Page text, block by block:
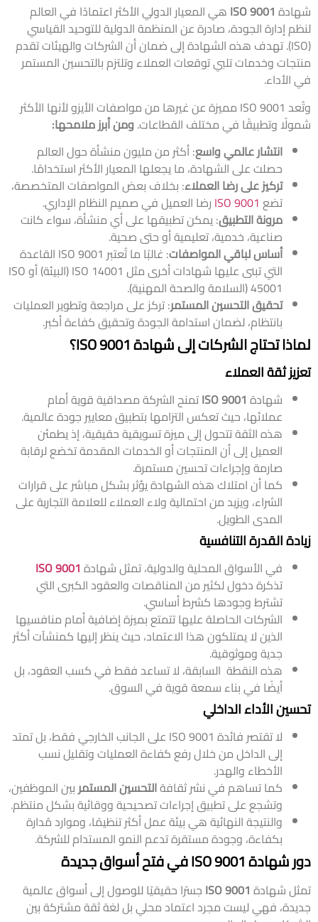
شهادة ISO 9001 هي المعيار الدولي الأكثر اعتمادًا في العالم
لنظم إدارة الجودة، صادرة عن المنظمة الدولية للتوحيد القياسي
(ISO). تهدف هذه الشهادة إلى ضمان أن الشركات والهيئات تقدم
منتجات وخدمات تلبي توقعات العملاء وتلتزم بالتحسين المستمر
في الأداء.
وتُعد ISO 9001 مميزة عن غيرها من مواصفات الأيزو لأنها الأكثر
شمولًا وتطبيقًا في مختلف القطاعات.ومن أبرز ملامحها:
انتشار عالمي واسع: أكثر من مليون منشأة حول العالم
حصلت على الشهادة، ما يجعلها المعيار الأكثر استخدامًا.
تركيز على رضا العملاء: بخلاف بعض المواصفات المتخصصة،
تضع ISO 9001 رضا العميل في صميم النظام الإداري.
مرونة التطبيق: يمكن تطبيقها على أي منشأة، سواء كانت
صناعية، خدمية، تعليمية أو حتى صحية.
أساس لباقي المواصفات
: غالبًا ما تُعتبر ISO 9001 القاعدة
التي تبنى عليها شهادات أخرى مثل ISO 14001 (البيئة) أو ISO
45001 (السلامة والصحة المهنية).
تحقيق التحسين المستمر: تركز على مراجعة وتطوير العمليات
بانتظام، لضمان استدامة الجودة وتحقيق كفاءة أكبر.
لماذا تحتاج الشركات إلى شهادة ISO 9001؟
تعزيز ثقة العملاء
شهادة ISO 9001تمنح الشركة مصداقية قوية أمام
عملائها، حيث تعكس التزامها بتطبيق معايير جودة عالمية.
هذه الثقة تتحول إلى ميزة تسويقية حقيقية، إذ يطمئن
العميل إلى أن المنتجات أو الخدمات المقدمة تخضع لرقابة
صارمة وإجراءات تحسين مستمرة.
كما أن امتلاك هذه الشهادة يؤثر بشكل مباشر على قرارات
الشراء، ويزيد من احتمالية ولاء العملاء للعلامة التجارية على
المدى الطويل.
زيادة القدرة التنافسية
في الأسواق المحلية والدولية، تمثل شهادة ISO 9001
تذكرة دخول لكثير من المناقصات والعقود الكبرى التي
تشترط وجودها كشرط أساسي.
الشركات الحاصلة عليها تتمتع بميزة إضافية أمام منافسيها
الذين لا يمتلكون هذا الاعتماد، حيث ينظر إليها كمنشآت أكثر
جدية وموثوقية.
هذه النقطة السابقة، لا تساعد فقط في كسب العقود، بل
أيضًا في بناء سمعة قوية في السوق.
تحسين الأداء الداخلي
لا تقتصر فائدة ISO 9001 على الجانب الخارجي فقط، بل تمتد
إلى الداخل من خلال رفع كفاءة العمليات وتقليل نسب
الأخطاء والهدر.
كما تساهم في نشر ثقافةالتحسين المستمربين الموظفين،
وتشجع على تطبيق إجراءات تصحيحية ووقائية بشكل منتظم.
والنتيجة النهائية هي بيئة عمل أكثر تنظيمًا، وموارد مُدارة
بكفاءة، وجودة مستقرة تدعم النمو المستدام للشركة.
دور شهادة ISO 9001 في فتح أسواق جديدة
تمثل شهادة ISO 9001 جسرًا حقيقيًا للوصول إلى أسواق عالمية
جديدة، فهي ليست مجرد اعتماد محلي بل لغة ثقة مشتركة بين